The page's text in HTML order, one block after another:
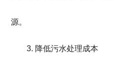
源。
3. 降低污水处理成本